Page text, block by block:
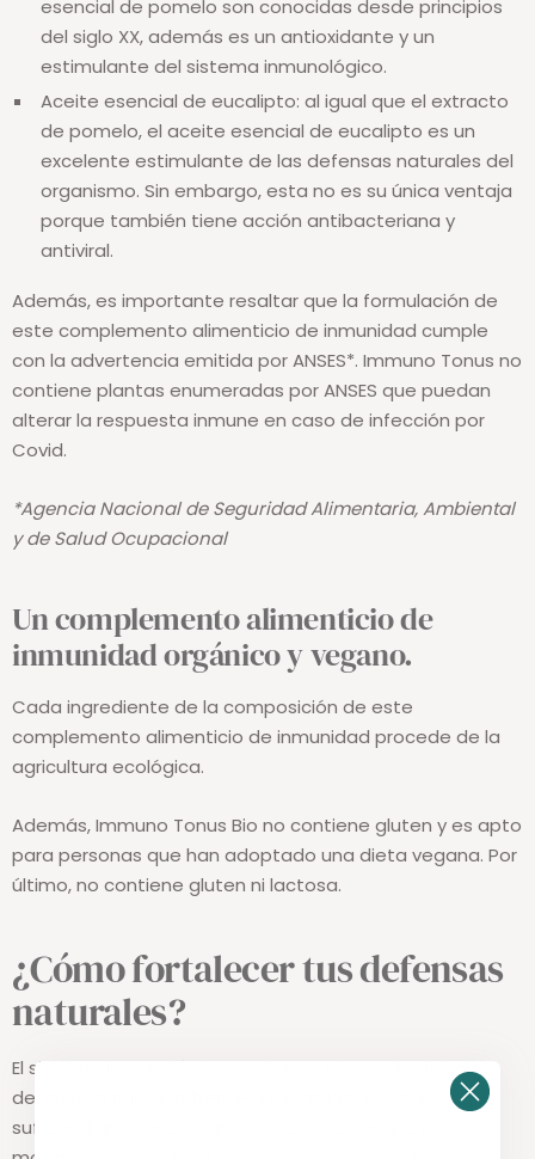
esencial de pomelo son conocidas desde principios
del siglo XX, además es un antioxidante y un
estimulante del sistema inmunológico.
Aceite esencial de eucalipto: al igual que el extracto
de pomelo, el aceite esencial de eucalipto es un
excelente estimulante de las defensas naturales del
organismo. Sin embargo, esta no es su única ventaja
porque también tiene acción antibacteriana y
antiviral.
Además, es importante resaltar que la formulación de
este complemento alimenticio de inmunidad cumple
con la advertencia emitida por ANSES*. Immuno Tonus no
contiene plantas enumeradas por ANSES que puedan
alterar la respuesta inmune en caso de infección por
Covid.
*Agencia Nacional de Seguridad Alimentaria, Ambiental
y de Salud Ocupacional
Un complemento alimenticio de
inmunidad orgánico y vegano.
Cada ingrediente de la composición de este
complemento alimenticio de inmunidad procede de la
agricultura ecológica.
Además, Immuno Tonus Bio no contiene gluten y es apto
para personas que han adoptado una dieta vegana. Por
último, no contiene gluten ni lactosa.
¿Cómo fortalecer tus defensas
naturales?
El sistema inmunológico es el mecanismo de defensa
del cuerpo humano frente a todas las agresiones que
sufre a diario. Sin embargo, este sistema que pone en